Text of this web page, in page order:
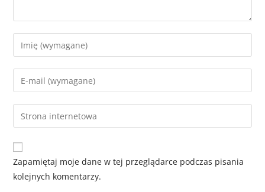
Zapamiętaj moje dane w tej przeglądarce podczas pisania
kolejnych komentarzy.